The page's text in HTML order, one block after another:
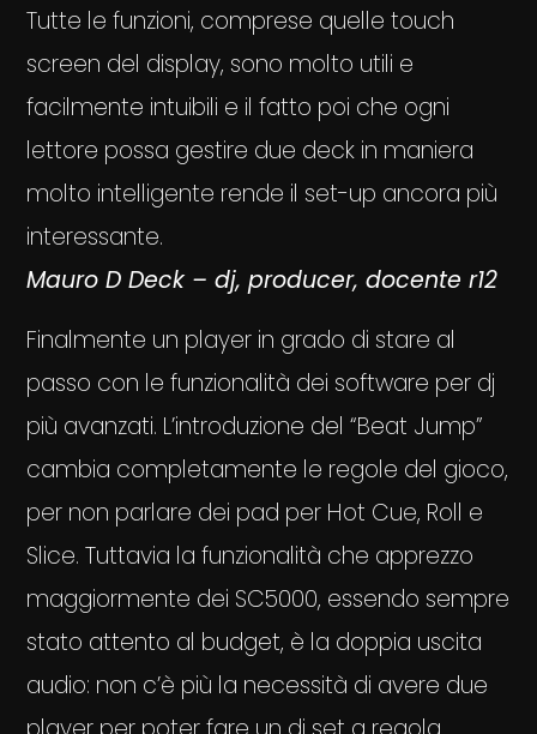
Tutte le funzioni, comprese quelle touch
screen del display, sono molto utili e
facilmente intuibili e il fatto poi che ogni
lettore possa gestire due deck in maniera
molto intelligente rende il set-up ancora più
interessante.
Mauro D Deck – dj, producer, docente r12
Finalmente un player in grado di stare al
passo con le funzionalità dei software per dj
più avanzati. L’introduzione del “Beat Jump”
cambia completamente le regole del gioco,
per non parlare dei pad per Hot Cue, Roll e
Slice. Tuttavia la funzionalità che apprezzo
maggiormente dei SC5000, essendo sempre
stato attento al budget, è la doppia uscita
audio: non c’è più la necessità di avere due